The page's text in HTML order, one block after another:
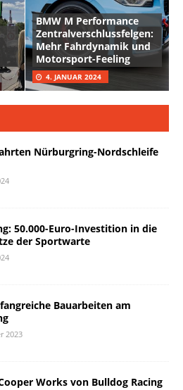
BMW M Performance
Zentralverschlussfelgen:
Mehr Fahrdynamik und
Motorsport-Feeling
4. JANUAR 2024
Nürburgring-Nordschleife
50.000-Euro-Investition in die
der Sportwarte
Bauarbeiten am
2023
Works von Bulldog Racing